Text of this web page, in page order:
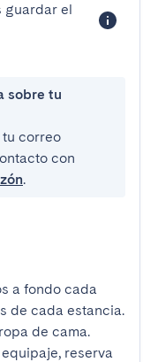
guardar el
sobre tu
tu correo
con
.
a fondo cada
de cada estancia.
de cama.
reserva